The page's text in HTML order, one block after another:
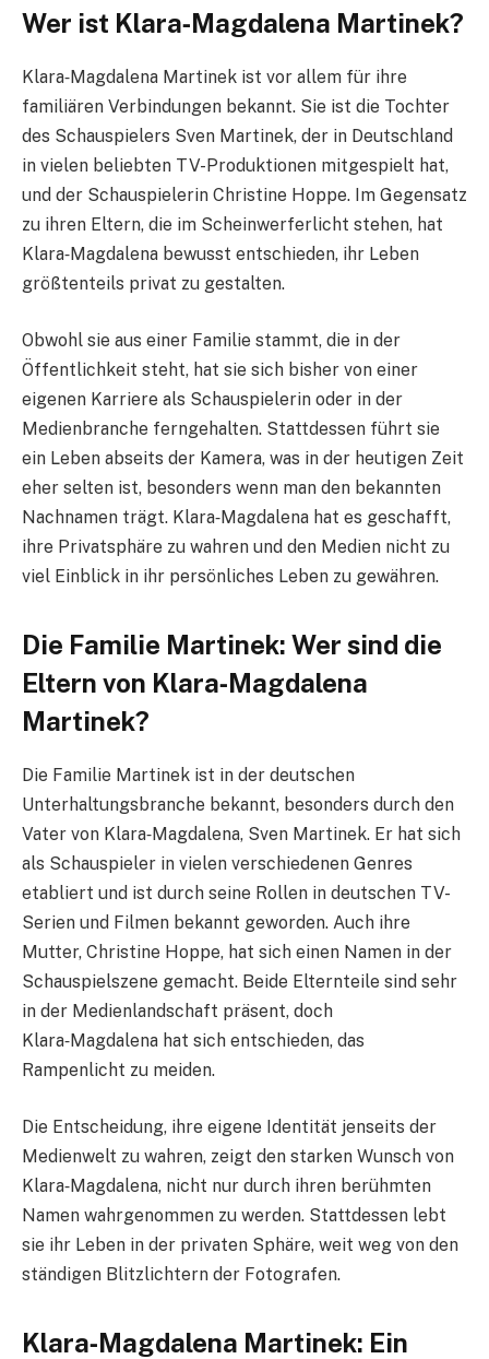
Wer ist Klara‑Magdalena Martinek?
Klara‑Magdalena Martinek ist vor allem für ihre
familiären Verbindungen bekannt. Sie ist die Tochter
des Schauspielers Sven Martinek, der in Deutschland
in vielen beliebten TV-Produktionen mitgespielt hat,
und der Schauspielerin Christine Hoppe. Im Gegensatz
zu ihren Eltern, die im Scheinwerferlicht stehen, hat
Klara‑Magdalena bewusst entschieden, ihr Leben
größtenteils privat zu gestalten.
Obwohl sie aus einer Familie stammt, die in der
Öffentlichkeit steht, hat sie sich bisher von einer
eigenen Karriere als Schauspielerin oder in der
Medienbranche ferngehalten. Stattdessen führt sie
ein Leben abseits der Kamera, was in der heutigen Zeit
eher selten ist, besonders wenn man den bekannten
Nachnamen trägt. Klara‑Magdalena hat es geschafft,
ihre Privatsphäre zu wahren und den Medien nicht zu
viel Einblick in ihr persönliches Leben zu gewähren.
Die Familie Martinek: Wer sind die
Eltern von Klara‑Magdalena
Martinek?
Die Familie Martinek ist in der deutschen
Unterhaltungsbranche bekannt, besonders durch den
Vater von Klara‑Magdalena, Sven Martinek. Er hat sich
als Schauspieler in vielen verschiedenen Genres
etabliert und ist durch seine Rollen in deutschen TV-
Serien und Filmen bekannt geworden. Auch ihre
Mutter, Christine Hoppe, hat sich einen Namen in der
Schauspielszene gemacht. Beide Elternteile sind sehr
in der Medienlandschaft präsent, doch
Klara‑Magdalena hat sich entschieden, das
Rampenlicht zu meiden.
Die Entscheidung, ihre eigene Identität jenseits der
Medienwelt zu wahren, zeigt den starken Wunsch von
Klara‑Magdalena, nicht nur durch ihren berühmten
Namen wahrgenommen zu werden. Stattdessen lebt
sie ihr Leben in der privaten Sphäre, weit weg von den
ständigen Blitzlichtern der Fotografen.
Klara‑Magdalena Martinek: Ein